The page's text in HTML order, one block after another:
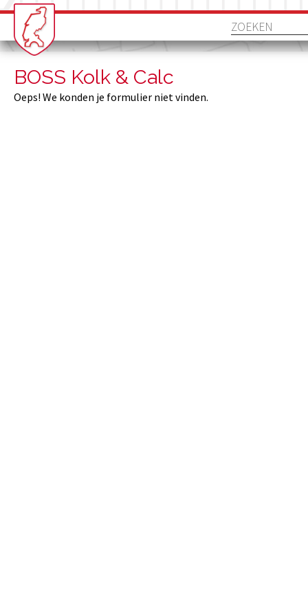
BOSS Kolk & Calc
Oeps! We konden je formulier niet vinden.